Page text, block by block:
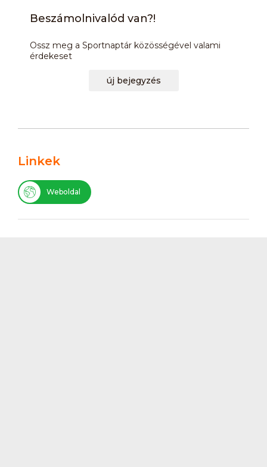
Beszámolnivalód van?!
Ossz meg a Sportnaptár közösségével valami
érdekeset
új bejegyzés
Linkek
Weboldal